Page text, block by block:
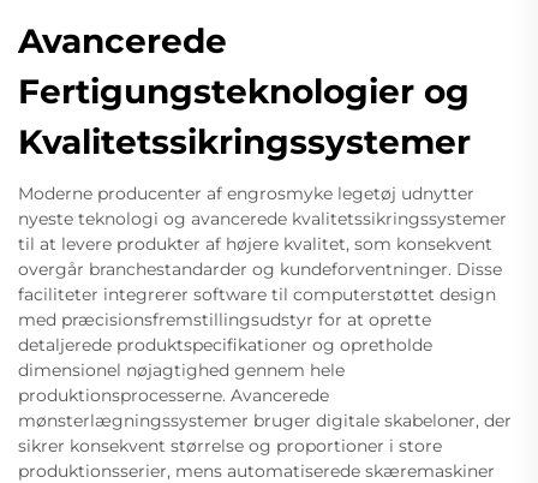
Avancerede
Fertigungsteknologier og
Kvalitetssikringssystemer
Moderne producenter af engrosmyke legetøj udnytter
nyeste teknologi og avancerede kvalitetssikringssystemer
til at levere produkter af højere kvalitet, som konsekvent
overgår branchestandarder og kundeforventninger. Disse
faciliteter integrerer software til computerstøttet design
med præcisionsfremstillingsudstyr for at oprette
detaljerede produktspecifikationer og opretholde
dimensionel nøjagtighed gennem hele
produktionsprocesserne. Avancerede
mønsterlægningssystemer bruger digitale skabeloner, der
sikrer konsekvent størrelse og proportioner i store
produktionsserier, mens automatiserede skæremaskiner